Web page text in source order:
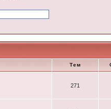
Тем
271